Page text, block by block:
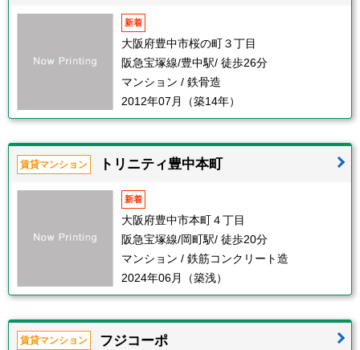
新着
大阪府豊中市桜の町３丁目
阪急宝塚線/豊中駅/ 徒歩26分
マンション / 鉄骨造
2012年07月（築14年）
賃貸マンション トリニティ豊中本町
新着
大阪府豊中市本町４丁目
阪急宝塚線/岡町駅/ 徒歩20分
マンション / 鉄筋コンクリート造
2024年06月（築浅）
賃貸マンション フジコーポ